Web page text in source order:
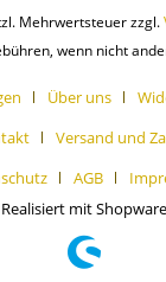
Mehrwertsteuer zzgl.
wenn nicht
Über uns
Versand und
AGB
Realisiert mit Shopware